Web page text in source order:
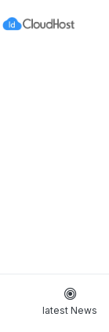
latest News